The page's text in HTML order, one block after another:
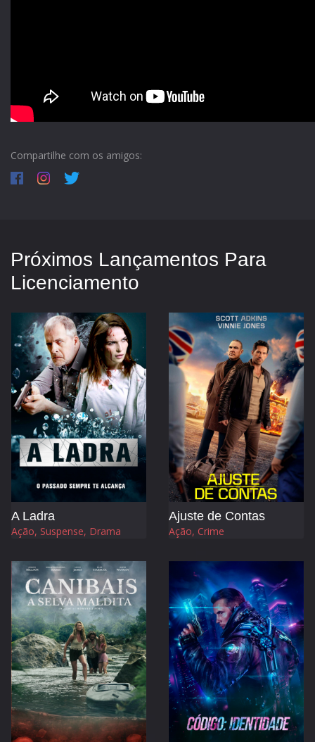
Compartilhe com os amigos:
Próximos Lançamentos Para
Licenciamento
A Ladra
Ação, Suspense, Drama
Ajuste de Contas
Ação, Crime